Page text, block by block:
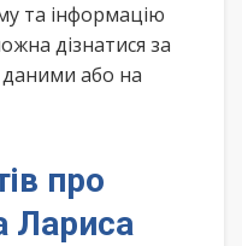
та інформацію
дізнатися за
або на
про
Лариса